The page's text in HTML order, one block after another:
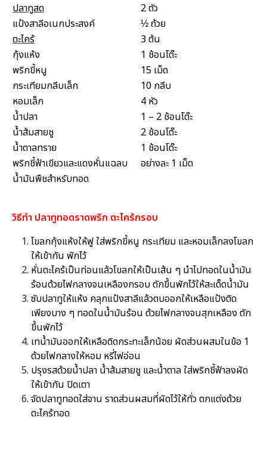
ปลาทูสด
2 ตัว
แป้งสาลีอเนกประสงค์
½ ถ้วย
ตะไคร้
3 ต้น
กุ้งแห้ง
1 ช้อนโต๊ะ
พริกขี้หนู
15 เม็ด
กระเทียมกลีบเล็ก
10 กลีบ
หอมเล็ก
4 หัว
น้ำปลา
1 – 2 ช้อนโต๊ะ
น้ำส้มสายชู
2 ช้อนโต๊ะ
น้ำตาลทราย
1 ช้อนโต๊ะ
พริกชี้ฟ้าเขียวและแดงหั่นแฉลบ
อย่างละ 1 เม็ด
น้ำมันพืชสำหรับทอด
วิธีทำ ปลาทูทอดราดพริก ตะไคร้กรอบ
โขลกกุ้งแห้งให้ฟู ใส่พริกขี้หนู กระเทียม และหอมเล็กลงโขลก
ให้เข้ากัน พักไว้
หั่นตะไคร้เป็นท่อนแล้วโขลกให้เป็นเส้น ๆ นำไปทอดในน้ำมัน
ร้อนด้วยไฟกลางจนเหลืองกรอบ ตักขึ้นพักไว้ให้สะเด็ดน้ำมัน
ซับปลาทูให้แห้ง คลุกแป้งสาลีแล้วตบออกให้เหลือแป้งติด
เพียงบาง ๆ ทอดในน้ำมันร้อน ด้วยไฟกลางจนสุกเหลือง ตัก
ขึ้นพักไว้
เทน้ำมันออกให้เหลือติดกระทะเล็กน้อย ผัดส่วนผสมในข้อ 1
ด้วยไฟกลางให้หอม หรี่ไฟอ่อน
ปรุงรสด้วยน้ำปลา น้ำส้มสายชู และน้ำตาล ใส่พริกชี้ฟ้าลงผัด
ให้เข้ากัน ปิดเตา
จัดปลาทูทอดใส่จาน ราดส่วนผสมที่ผัดไว้ให้ทั่ว ตกแต่งด้วย
ตะไคร้ทอด